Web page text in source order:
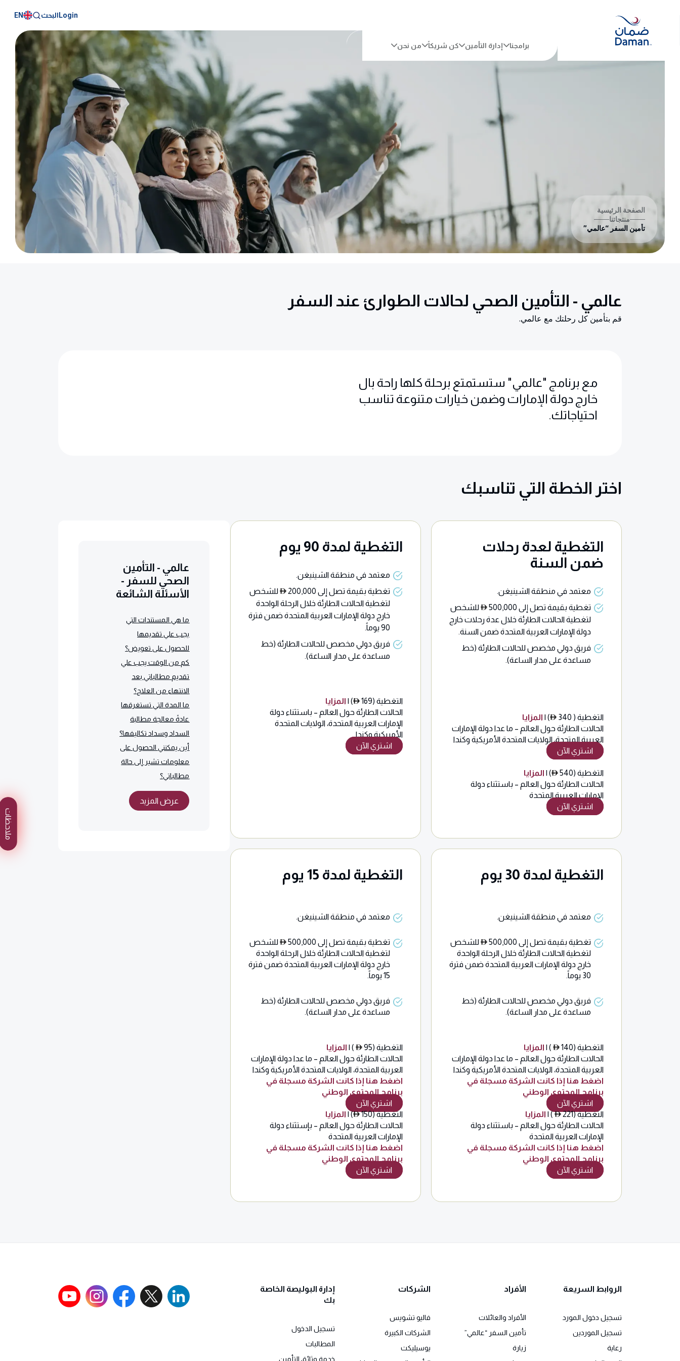
Loginالبحث EN
برامجنا إدارة التأمين كن شريكاً من نحن
الصفحة الرئيسية
منتجاتنا
تأمين السفر “عالمي”
عالمي - التأمين الصحي لحالات الطوارئ عند السفر
قم بتأمين كل رحلتك مع عالمي.
مع برنامج "عالمي" ستستمتع برحلة كلها راحة بال
خارج دولة الإمارات وضمن خيارات متنوعة تناسب
احتياجاتك.
اختر الخطة التي تناسبك
التغطية لعدة رحلات
ضمن السنة
معتمد في منطقة الشينيغن.
تغطية بقيمة تصل إلى 500,000
للشخص
لتغطية الحالات الطارئة خلال عدة رحلات خارج
دولة الإمارات العربية المتحدة ضمن السنة.
فريق دولي مخصص للحالات الطارئة (خط
مساعدة على مدار الساعة).
التغطية ( 340 ) | المزايا
الحالات الطارئة حول العالم – ما عدا دولة الإمارات
العربية المتحدة، الولايات المتحدة الأمريكية وكندا
اشتري الآن
التغطية (540 ) | المزايا
الحالات الطارئة حول العالم – باستثناء دولة
الإمارات العربية المتحدة
اشتري الآن
التغطية لمدة 90 يوم
معتمد في منطقة الشينيغن.
تغطية بقيمة تصل إلى 200,000
للشخص
لتغطية الحالات الطارئة خلال الرحلة الواحدة
خارج دولة الإمارات العربية المتحدة ضمن فترة
90 يوماً.
فريق دولي مخصص للحالات الطارئة (خط
مساعدة على مدار الساعة).
التغطية (169 ) | المزايا
الحالات الطارئة حول العالم – باستثناء دولة
الإمارات العربية المتحدة، الولايات المتحدة
الأمريكية وكندا
اشتري الآن
التغطية لمدة 30 يوم
معتمد في منطقة الشينيغن.
تغطية بقيمة تصل إلى 500,000
للشخص
لتغطية الحالات الطارئة خلال الرحلة الواحدة
خارج دولة الإمارات العربية المتحدة ضمن فترة
30 يوماً.
فريق دولي مخصص للحالات الطارئة (خط
مساعدة على مدار الساعة).
التغطية (140 ) | المزايا
الحالات الطارئة حول العالم – ما عدا دولة الإمارات
العربية المتحدة، الولايات المتحدة الأمريكية وكندا
اضغط هنا إذا كانت الشركة مسجلة في
برنامج المحتوى الوطني
اشتري الآن
التغطية (221
) | المزايا
الحالات الطارئة حول العالم – باستثناء دولة
الإمارات العربية المتحدة
اضغط هنا إذا كانت الشركة مسجلة في
برنامج المحتوى الوطني
اشتري الآن
التغطية لمدة 15 يوم
معتمد في منطقة الشينيغن.
تغطية بقيمة تصل إلى 500,000
للشخص
لتغطية الحالات الطارئة خلال الرحلة الواحدة
خارج دولة الإمارات العربية المتحدة ضمن فترة
15 يوماً.
فريق دولي مخصص للحالات الطارئة (خط
مساعدة على مدار الساعة).
التغطية (95 ) | المزايا
الحالات الطارئة حول العالم – ما عدا دولة الإمارات
العربية المتحدة، الولايات المتحدة الأمريكية وكندا
اضغط هنا إذا كانت الشركة مسجلة في
برنامج المحتوى الوطني
اشتري الآن
التغطية (150
) | المزايا
الحالات الطارئة حول العالم – بإستثناء دولة
الإمارات العربية المتحدة
اضغط هنا إذا كانت الشركة مسجلة في
برنامج المحتوى الوطني
اشتري الآن
عالمي - التأمين
الصحي للسفر -
الأسئلة الشائعة
ما هي المستندات التي
يجب علي تقديمها
للحصول على تعويض؟
كم من الوقت يجب علي
تقديم مطالباتي بعد
الانتهاء من العلاج؟
ما المدة التي تستغرقها
عادةً معالجة مطالبة
السداد وسداد تكاليفها؟
أين يمكنني الحصول على
معلومات تشير إلى حالة
مطالباتي؟
عرض المزيد
الروابط السريعة
تسجيل دخول المورد
تسجيل الموردين
رعاية
الأفراد
الأفراد والعائلات
تأمين السفر “عالمي”
زيارة
الشركات
فاليو تشويس
الشركات الكبيرة
يوسيليكت
إدارة البوليصة الخاصة
بك
تسجيل الدخول
المطالبات
خدمة وثائق التأمين
ملاحظات